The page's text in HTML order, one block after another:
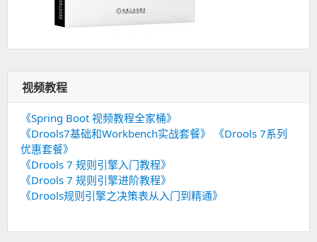
视频教程
《Spring Boot 视频教程全家桶》
《Drools7基础和Workbench实战套餐》
《Drools 7系列
优惠套餐》
《Drools 7 规则引擎入门教程》
《Drools 7 规则引擎进阶教程》
《Drools规则引擎之决策表从入门到精通》